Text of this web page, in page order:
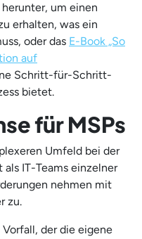
herunter, um einen
erhalten, was ein
oder das E-Book „So
auf
Schritt-für-Schritt-
bietet.
für MSPs
Umfeld bei der
IT-Teams einzelner
nehmen mit
zu.
Vorfall, der die eigene